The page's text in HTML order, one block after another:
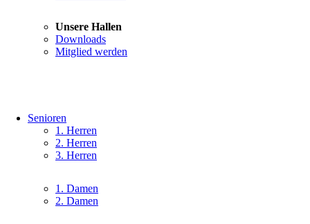
Navigation
überspringen
Unsere Hallen
Downloads
Mitglied werden
Senioren
Navigation
überspringen
1. Herren
2. Herren
3. Herren
Navigation
überspringen
1. Damen
2. Damen